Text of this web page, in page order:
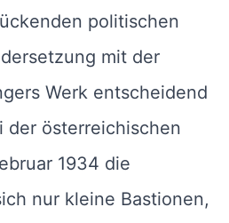
politischen
mit der
Werk entscheidend
der österreichischen
1934 die
nur kleine Bastionen,